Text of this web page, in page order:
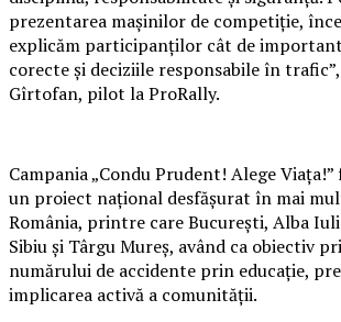
prezentarea mașinilor de competiție,
explicăm participanților cât de
corecte și deciziile responsabile în
Gîrtofan, pilot la ProRally.
Campania „Condu Prudent! Alege
un proiect național desfășurat în mai
România, printre care București, Alba
Sibiu și Târgu Mureș, având ca obiectiv
numărului de accidente prin educație,
implicarea activă a comunității.